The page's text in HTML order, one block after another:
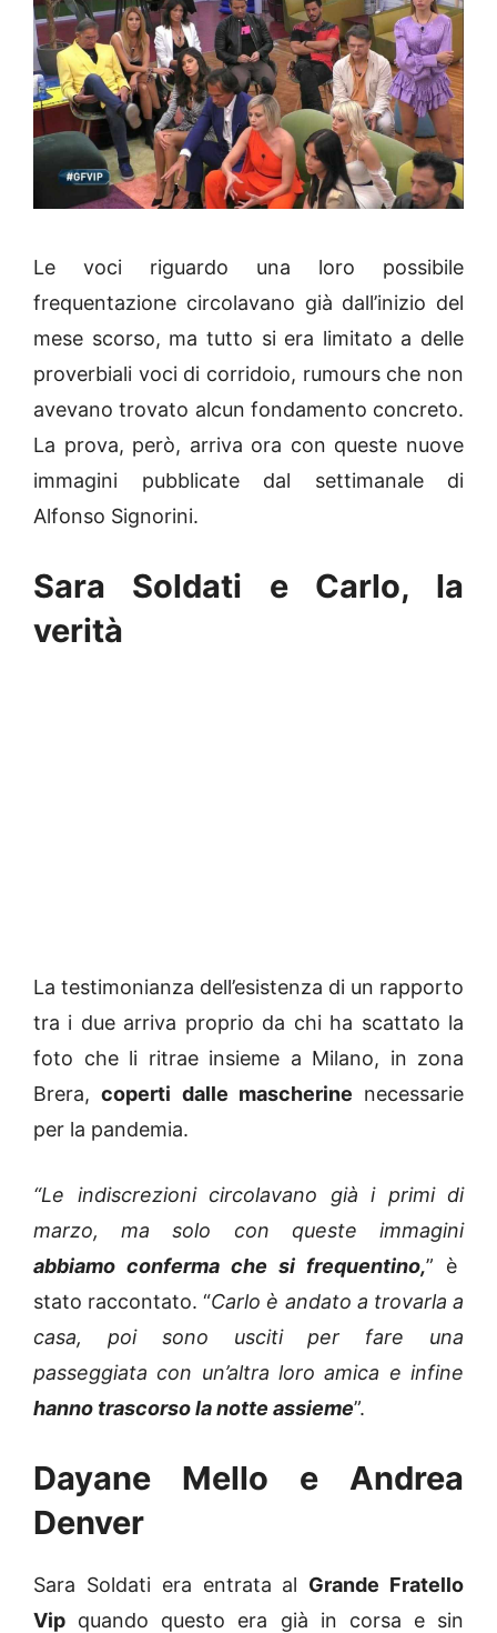
Le voci riguardo una loro possibile
frequentazione circolavano già dall’inizio del
mese scorso, ma tutto si era limitato a delle
proverbiali voci di corridoio, rumours che non
avevano trovato alcun fondamento concreto.
La prova, però, arriva ora con queste nuove
immagini pubblicate dal settimanale di
Alfonso Signorini.
Sara Soldati e Carlo, la
verità
La testimonianza dell’esistenza di un rapporto
tra i due arriva proprio da chi ha scattato la
foto che li ritrae insieme a Milano, in zona
Brera,coperti dalle mascherine necessarie
per la pandemia.
“Le indiscrezioni circolavano già i primi di
marzo, ma solo con queste immagini
abbiamo conferma che si frequentino,” è
stato raccontato. “Carlo è andato a trovarla a
casa, poi sono usciti per fare una
passeggiata con un’altra loro amica e infine
hanno trascorso la notte assieme”.
Dayane Mello e Andrea
Denver
Sara Soldati era entrata al Grande Fratello
Vip quando questo era già in corsa e sin